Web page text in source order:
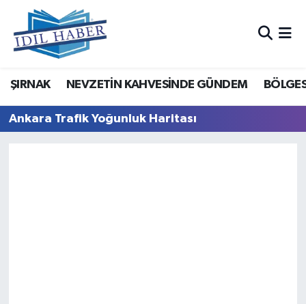
ŞIRNAK NEVZETİN KAHVESİNDE GÜNDEM
Ankara Trafik Yoğunluk Haritası
Nöbetçi Eczaneler
Hava Durumu
Trafik Durumu